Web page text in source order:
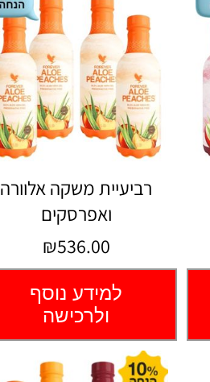
רביעיית משקה אלוורה
ואפרסקים
₪536.00
למידע נוסף
ולרכישה